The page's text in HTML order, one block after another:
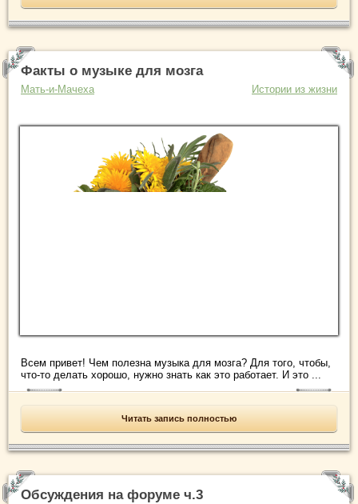
Факты о музыке для мозга
Мать-и-Мачеха Истории из жизни
Всем привет! Чем полезна музыка для мозга? Для того, чтобы,
что-то делать хорошо, нужно знать как это работает. И это ...
Читать запись полностью
Обсуждения на форуме ч.3